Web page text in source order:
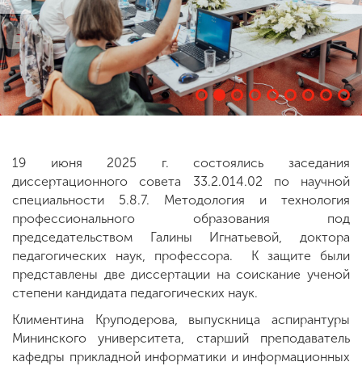
ENG SPN CHI
комиссия
19 июня 2025 г. состоялись заседания
диссертационного совета 33.2.014.02 по научной
специальности 5.8.7. Методология и технология
профессионального образования под
председательством Галины Игнатьевой, доктора
педагогических наук, профессора. К защите были
представлены две диссертации на соискание ученой
степени кандидата педагогических наук.
Климентина Круподерова, выпускница аспирантуры
Мининского университета, старший преподаватель
кафедры прикладной информатики и информационных